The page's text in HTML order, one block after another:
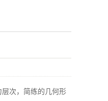
次，简练的几何形